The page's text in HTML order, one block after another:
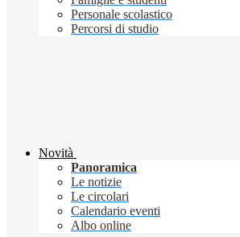
Personale scolastico
Percorsi di studio
Novità
Panoramica
Le notizie
Le circolari
Calendario eventi
Albo online